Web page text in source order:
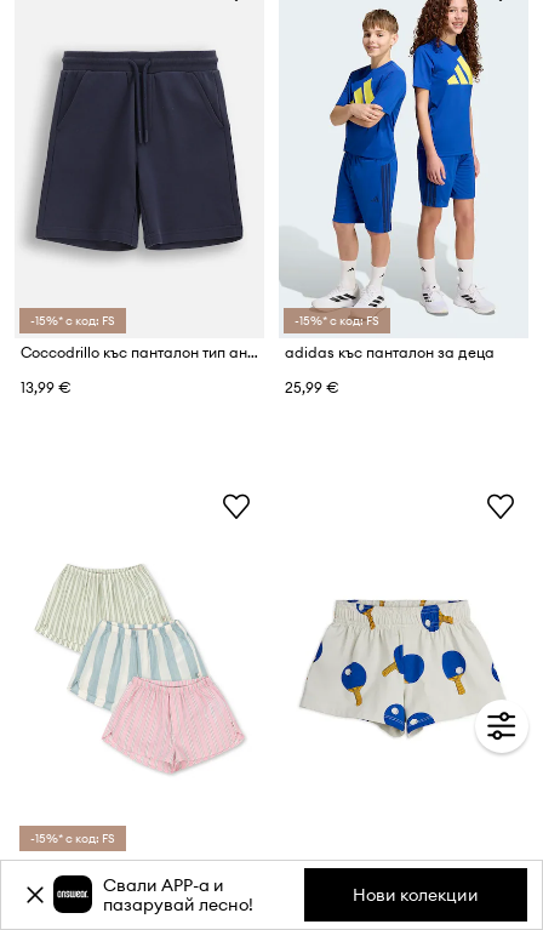
-15%* с код: FS
Coccodrillo къс панталон тип анцуг за деца от памук
13,99 €
-15%* с код: FS
adidas къс панталон за деца
25,99 €
-15%* с код: FS
80,99 €
Mini Rodini къс панталон тип анцуг за деца от памук Table tennis
Свали APP-a и
пазарувай лесно!
Нови колекции